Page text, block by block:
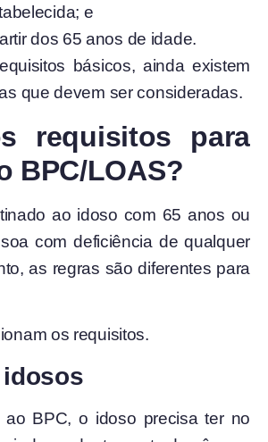
e
dos 65 anos de idade.
básicos, ainda existem
que devem ser consideradas.
requisitos para
BPC/LOAS?
ao idoso com 65 anos ou
com deficiência de qualquer
as regras são diferentes para
os requisitos.
idosos
ao BPC, o idoso precisa ter no